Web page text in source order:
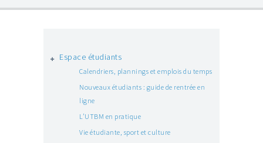
Espace étudiants
Calendriers, plannings et emplois du temps
Nouveaux étudiants : guide de rentrée en
ligne
L’UTBM en pratique
Vie étudiante, sport et culture